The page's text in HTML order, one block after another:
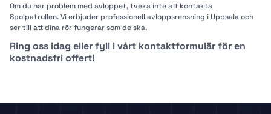
Om du har problem med avloppet, tveka inte att kontakta
Spolpatrullen. Vi erbjuder professionell avloppsrensning i Uppsala och
ser till att dina rör fungerar som de ska.
Ring oss idag eller fyll i vårt kontaktformulär för en
kostnadsfri offert!